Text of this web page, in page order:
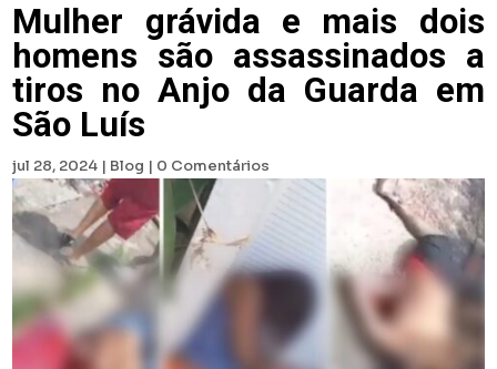
Mulher grávida e mais dois
homens são assassinados a
tiros no Anjo da Guarda em
São Luís
jul 28, 2024 | Blog | 0 Comentários